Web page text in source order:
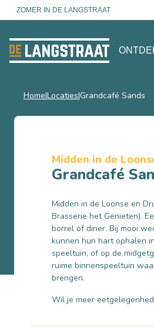
ZOMER IN DE LANGSTRAAT
Home Locaties Grandcafé Sands
Midden in de
Grandcafé
Midden in de Loonse en
Brasserie het Genieten).
borrel of diner. Bij mooi
kunnen hun hart ophalen
speeltuin, of op de
ruime binnenspeeltuin
brengen.
Wil je meer